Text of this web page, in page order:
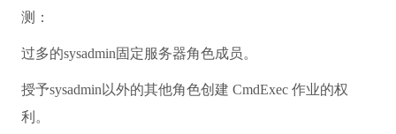
测：
过多的sysadmin固定服务器角色成员。
授予sysadmin以外的其他角色创建 CmdExec 作业的权
利。